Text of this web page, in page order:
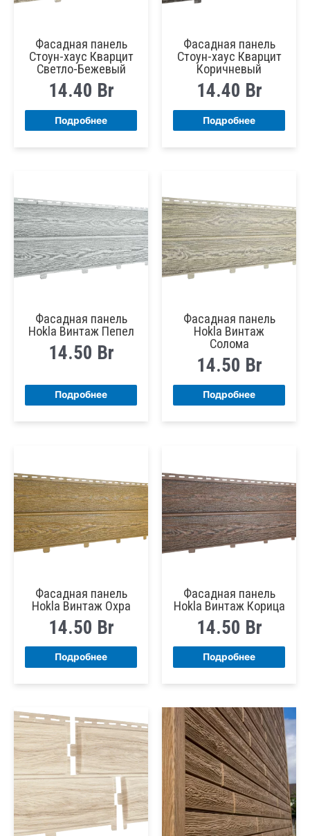
Фасадная панель
Стоун-хаус Кварцит
Светло-Бежевый
14.40 Br
Подробнее
Фасадная панель
Стоун-хаус Кварцит
Коричневый
14.40 Br
Подробнее
Фасадная панель
Hokla Винтаж Пепел
14.50 Br
Подробнее
Фасадная панель
Hokla Винтаж
Солома
14.50 Br
Подробнее
Фасадная панель
Hokla Винтаж Охра
14.50 Br
Подробнее
Фасадная панель
Hokla Винтаж Корица
14.50 Br
Подробнее